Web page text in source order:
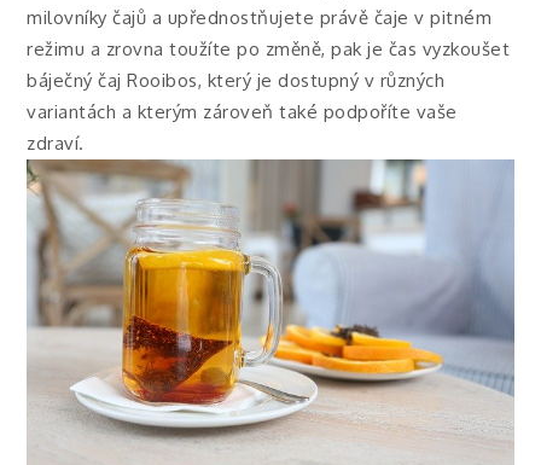
milovníky čajů a upřednostňujete právě čaje v pitném
režimu a zrovna toužíte po změně, pak je čas vyzkoušet
báječný čaj Rooibos, který je dostupný v různých
variantách a kterým zároveň také podpoříte vaše
zdraví.